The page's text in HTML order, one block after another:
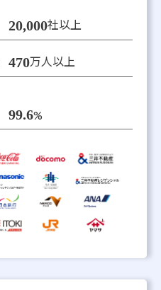
20,000社以上
470万人以上
99.6%